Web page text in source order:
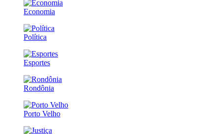
Economia
Política
Esportes
Rondônia
Porto Velho